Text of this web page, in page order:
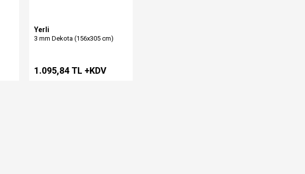
Yerli
3 mm Dekota (156x305 cm)
1.095,84 TL +KDV